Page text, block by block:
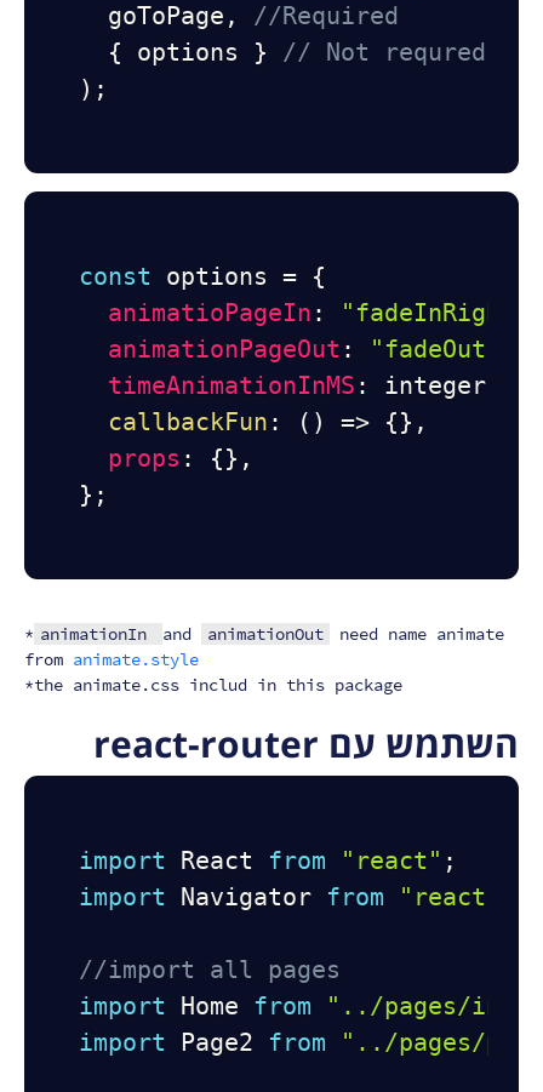
  goToPage
,
//Required
{ options }
// Not requred
) ;
const options = {
animatioPageIn : "fadeInRight"
animationPageOut :
timeAnimationInMS : integer
callbackFun : ( ) => {} ,
props : {} ,
} ;
* animationIn and animationOut
need name animate
from animate.style
*the animate.css includ in this package
השתמש עם react-router
import React from "react" ;
import Navigator from
//import all pages
import Home from
"../pages/
import Page2 from "../pages/